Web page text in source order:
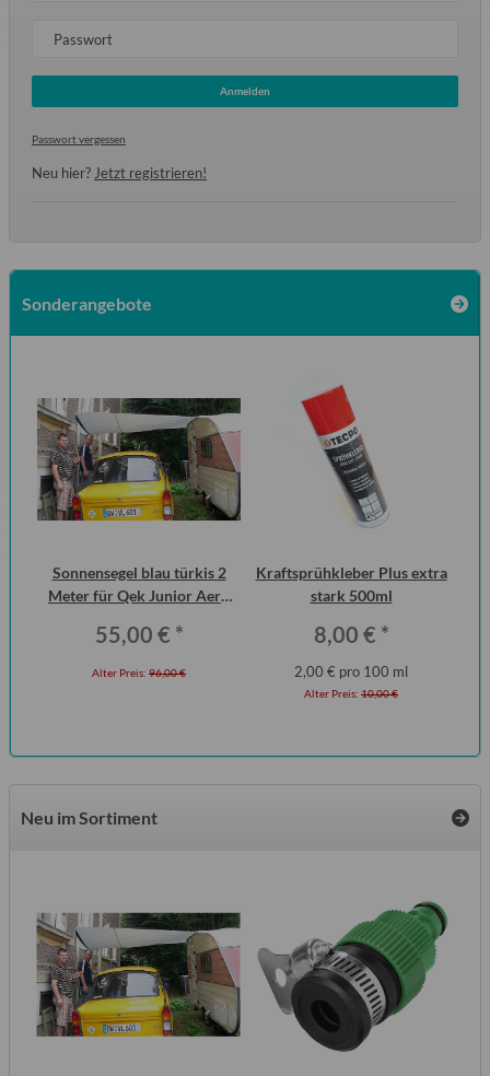
Passwort
Anmelden
Passwort vergessen
Neu hier? Jetzt registrieren!
Sonderangebote
Sonnensegel blau türkis 2
Meter für Qek Junior Aero
55,00 € *
Alter Preis: 96,00 €
Kraftsprühkleber Plus extra
stark 500ml
8,00 € *
2,00 € pro 100 ml
Alter Preis: 10,00 €
Neu im Sortiment